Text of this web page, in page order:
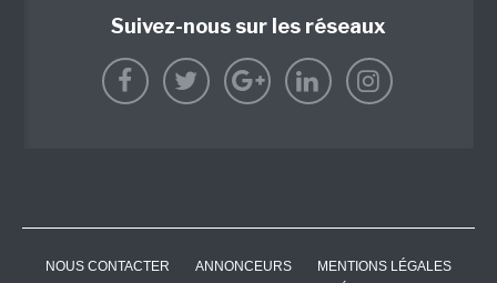
Suivez-nous sur les réseaux
NOUS CONTACTER ANNONCEURS
MENTIONS LÉGALES